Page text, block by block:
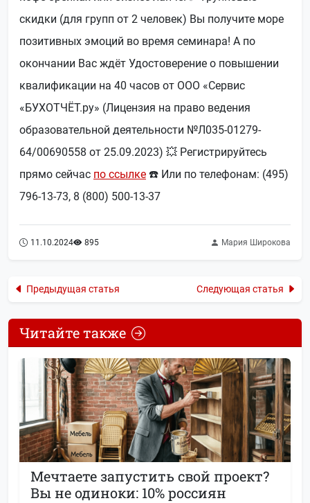
скидки (для групп от 2 человек) Вы получите море
позитивных эмоций во время семинара! А по
окончании Вас ждёт Удостоверение о повышении
квалификации на 40 часов от ООО «Сервис
«БУХОТЧЁТ.ру» (Лицензия на право ведения
образовательной деятельности №Л035-01279-
64/00690558 от 25.09.2023) 💥 Регистрируйтесь
прямо сейчас по ссылке ☎️ Или по телефонам: (495)
796-13-73, 8 (800) 500-13-37
11.10.2024 895 Мария Широкова
Предыдущая статья Следующая статья
Читайте также
Мечтаете запустить свой проект?
Вы не одиноки: 10% россиян